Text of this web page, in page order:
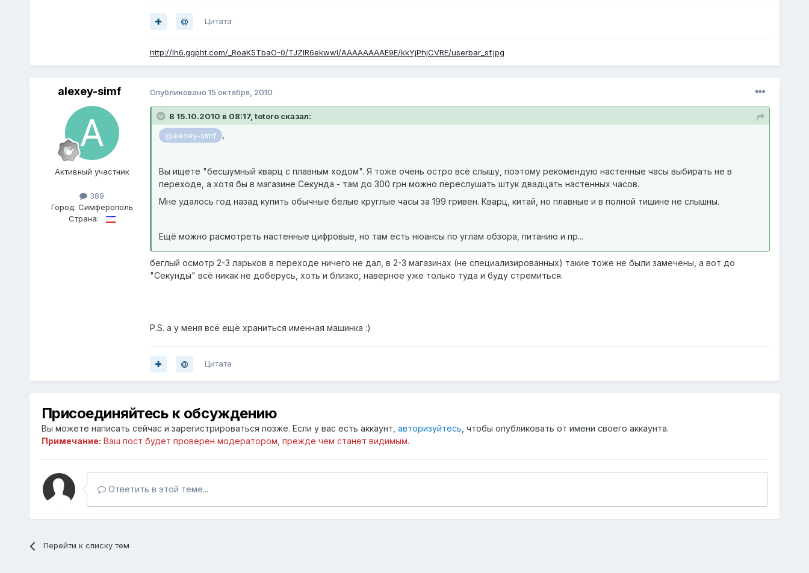
Цитата
http://lh6.ggpht.com/_RoaK5TbaO-0/TJZlR6ekwwI/AAAAAAAAE9E/kkYjPhjCVRE/userbar_sf.jpg
alexey-simf
Активный участник
389
Город: Симферополь
Страна:
Опубликовано 15 октября, 2010
В 15.10.2010 в 08:17, totoro сказал:
@alexey-simf ,
Вы ищете "бесшумный кварц с плавным ходом". Я тоже очень остро всё слышу, поэтому рекомендую настенные часы выбирать не в
переходе, а хотя бы в магазине Секунда - там до 300 грн можно переслушать штук двадцать настенных часов.
Мне удалось год назад купить обычные белые круглые часы за 199 гривен. Кварц, китай, но плавные и в полной тишине не слышны.
Ещё можно расмотреть настенные цифровые, но там есть нюансы по углам обзора, питанию и пр...
беглый осмотр 2-3 ларьков в переходе ничего не дал, в 2-3 магазинах (не специализированных) такие тоже не были замечены, а вот до
"Секунды" всё никак не доберусь, хоть и близко, наверное уже только туда и буду стремиться.
P.S. а у меня всё ещё храниться именная машинка :)
Цитата
Присоединяйтесь к обсуждению
Вы можете написать сейчас и зарегистрироваться позже. Если у вас есть аккаунт, авторизуйтесь, чтобы опубликовать от имени своего аккаунта.
Примечание: Ваш пост будет проверен модератором, прежде чем станет видимым.
Ответить в этой теме...
Перейти к списку тем